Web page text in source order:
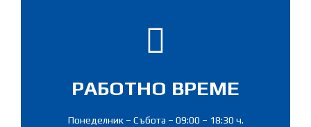
РАБОТНО ВРЕМЕ
Понеделник – Събота – 09:00 – 18:30 ч.